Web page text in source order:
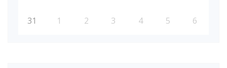
31 1 2 3 4 5 6